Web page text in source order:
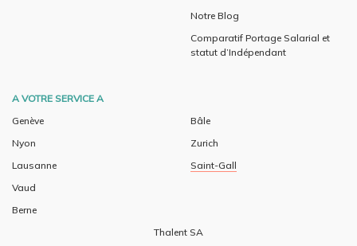
Notre Blog
Comparatif Portage Salarial et
statut d’Indépendant
A VOTRE SERVICE A
Genève
Nyon
Lausanne
Vaud
Berne
Bâle
Zurich
Saint-Gall
Thalent SA